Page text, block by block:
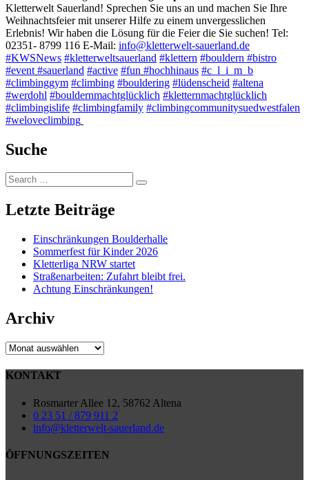
Kletterwelt Sauerland! Sprechen Sie uns an und machen Sie Ihre
Weihnachtsfeier mit unserer Hilfe zu einem unvergesslichen
Erlebnis! Wir haben die Lösung für die Feier die Sie suchen! Tel:
02351- 8799 116 E-Mail: info@kletterwelt-sauerland.de
#KWSNews #kletterweltsauerland #klettern #bouldern #bistro
#event #sauerland #active #fun #hochhinaus #c_l_i_m_b
#climbinggym #climbing #bouldering #lüdenscheid #altena
#werdohl #bouldernmachtglücklich #kletternmachtglücklich
#climbingislife #climbingfamily #climbingcommunitysuedwestfalen
#weloveclimbing
Suche
Search
for:
Search
Letzte Beiträge
Einschränkungen Boulderhalle
Sommerfest für Kinder 2026
Kletterliga NRW startet
Straßenarbeiten: Zufahrt bleibt frei.
Achtung Einschränkungen!
Archiv
Archiv
KONTAKT
Rosmarter Allee 12, 58762 Altena
0 23 51 / 879 911 2
info@kletterwelt-sauerland.de
ÖFFNUNGSZEITEN